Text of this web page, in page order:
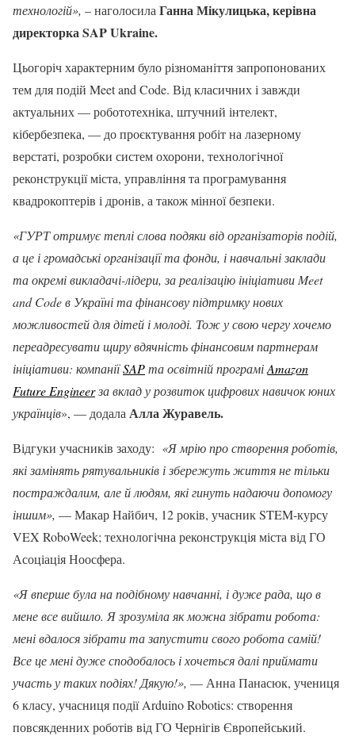
технологій», – наголосила Ганна Мікулицька, керівна
директоркаSAPUkraine.
Цьогоріч характерним було різноманіття запропонованих
тем для подій Meet and Code. Від класичних і завжди
актуальних — робототехніка, штучний інтелект,
кібербезпека, — до проєктування робіт на лазерному
верстаті, розробки систем охорони, технологічної
реконструкції міста, управління та програмування
квадрокоптерів і дронів, а також мінної безпеки.
«ГУРТ отримує теплі слова подяки від організаторів подій,
а це і громадські організації та фонди, і навчальні заклади
та окремі викладачі-лідери, за реалізацію ініціативи Meet
and Code в Україні та фінансову підтримку нових
можливостей для дітей і молоді. Тож у свою чергу хочемо
переадресувати щиру вдячність фінансовим партнерам
ініціативи: компаніїSAPта освітній програміAmazon
Future Engineerза вклад у розвиток цифрових навичок юних
українців», — додала Алла Журавель.
Відгуки учасників заходу: «Я мрію про створення роботів,
які замінять рятувальників і збережуть життя не тільки
постраждалим, але й людям, які гинуть надаючи допомогу
іншим», — Макар Найбич, 12 років, учасник STEM-курсу
VEX RoboWeek; технологічна реконструкція міста від ГО
Асоціація Ноосфера.
«Я вперше була на подібному навчанні, і дуже рада, що в
мене все вийшло. Я зрозуміла як можна зібрати робота:
мені вдалося зібрати та запустити свого робота самій!
Все це мені дуже сподобалось і хочеться далі приймати
участь у таких подіях! Дякую!», — Анна Панасюк, учениця
6 класу, учасниця події Arduino Robotics: створення
повсякденних роботів від ГО Чернігів Європейський.